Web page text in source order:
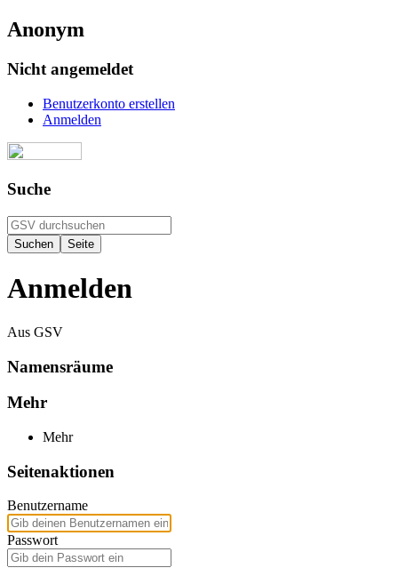
Anonym
Nicht angemeldet
Benutzerkonto erstellen
Anmelden
Suche
Anmelden
Aus GSV
Namensräume
Mehr
Mehr
Seitenaktionen
Benutzername
Passwort